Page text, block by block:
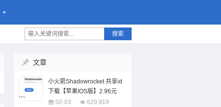
搜索
文章
小火箭Shadowrocket 共享id
下载【苹果IOS版】2.96元
02-03
629,919